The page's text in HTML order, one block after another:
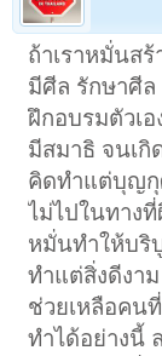
ถ้าเราหมั่นส
มีศีล รักษาศีล
ฝึกอบรมตัวเ
มีสมาธิ จนเ
คิดทำแต่บุญกุ
ไม่ไปในทาง
หมั่นทำให้บริ
ทำแต่สิ่งดีงา
ช่วยเหลือคน
ทำได้อย่างนี้